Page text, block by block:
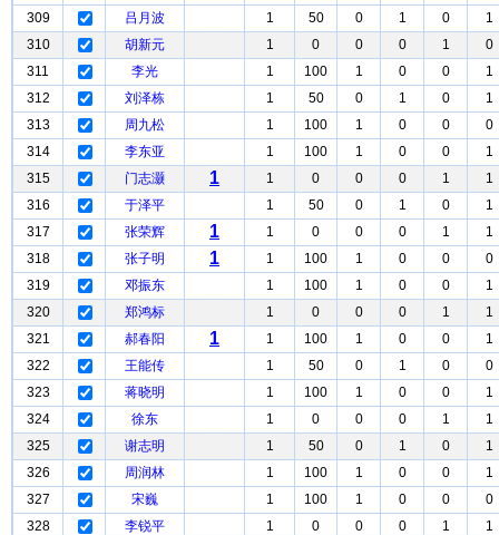
309
吕月波 1 50 0 1 0
1
310
胡新元 1 0 0 0 1
0
311
李光 1 100 1 0 0
1
312
刘泽栋 1 50 0 1 0
1
313
周九松 1 100 1 0 0
0
314
李东亚 1 100 1 0 0
1
315
门志灏 1 1 0 0 0 1
1
316
于泽平 1 50 0 1 0
1
317
张荣辉 1 1 0 0 0 1
1
318
张子明 1 1 100 1 0 0
0
319
邓振东 1 100 1 0 0
1
320
郑鸿标 1 0 0 0 1
1
321
郝春阳 1 1 100 1 0 0
1
322
王能传 1 50 0 1 0
0
323
蒋晓明 1 100 1 0 0
1
324
徐东 1 0 0 0 1
1
325
谢志明 1 50 0 1 0
1
326
周润林 1 100 1 0 0
1
327
宋巍 1 100 1 0 0
0
328
李锐平 1 0 0 0 1
1